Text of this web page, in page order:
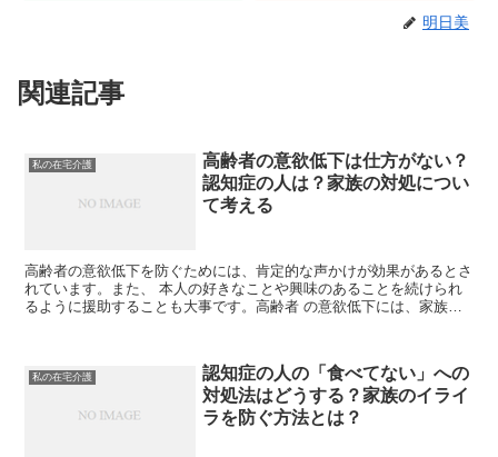
明日美
関連記事
私の在宅介護
高齢者の意欲低下は仕方がない？
認知症の人は？家族の対処につい
て考える
高齢者の意欲低下を防ぐためには、肯定的な声かけが効果があるとさ
れています。また、 本人の好きなことや興味のあることを続けられ
るように援助することも大事です。高齢者 の意欲低下には、家族が
私の在宅介護
認知症の人の「食べてない」への
対処法はどうする？家族のイライ
ラを防ぐ方法とは？